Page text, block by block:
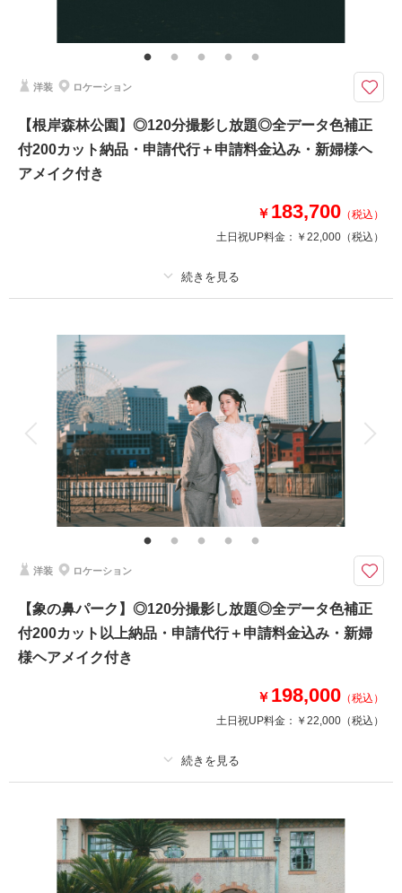
ペット撮影は22,000円でご追加いただけます。
バラを基調とした山手の丘に佇む小さな教会と隣接したゲストハウスで
【プラン内容】
・全データ色補正付
・新郎新婦様 洋装各１着
・新婦様ヘアメイク
・衣装小物
山手ヘレン記念教会（神奈川）
相談予約する
来店・オンライン
撮影日の空き
を確認する
洋装 ロケーション
【根岸森林公園】◎120分撮影し放題◎全データ色補正
付200カット納品・申請代行＋申請料金込み・新婦様ヘ
アメイク付き
￥ 183,700 （税込）
土日祝UP料金： ￥22,000 （税込）
撮影料 新郎衣装1着
着付け 小物一式
アルバム データ 200 カット 台紙付写真
衣装追加 会食 挙式
家族と撮影 家族用衣装レンタル ペットと撮影
緑に囲まれた空間で ～衣装も小物もすべて揃っています～
【プラン内容】
・200カットUSBデータ
・新婦様ヘアメイク
お客様の携帯でもお写真やムービーもお撮影いただけます
相談予約する
来店・オンライン
撮影日の空き
を確認する
洋装 ロケーション
【象の鼻パーク】◎120分撮影し放題◎全データ色補正
付200カット以上納品・申請代行＋申請料金込み・新婦
様ヘアメイク付き
￥ 198,000 （税込）
土日祝UP料金： ￥22,000 （税込）
撮影料 新婦衣装1着 新郎衣装1着
着付け ヘアメイク 小物一式
アルバム データ 200 カット 台紙付写真